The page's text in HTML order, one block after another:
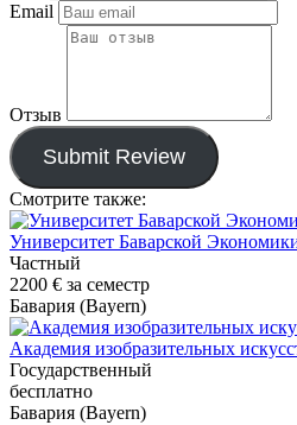
Email
Отзыв
Submit Review
Смотрите также:
Университет Баварской
Частный
2200 € за семестр
Бавария (Bayern)
Академия изобразительных
Государственный
бесплатно
Бавария (Bayern)